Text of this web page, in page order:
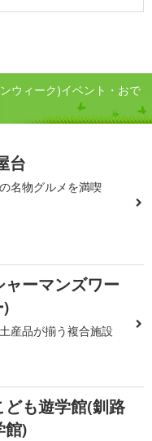
ウィーク)イベント・おで
台
名物グルメを満喫
ーマンズワー
産品が揃う複合施設
ども遊学館(釧路
館)